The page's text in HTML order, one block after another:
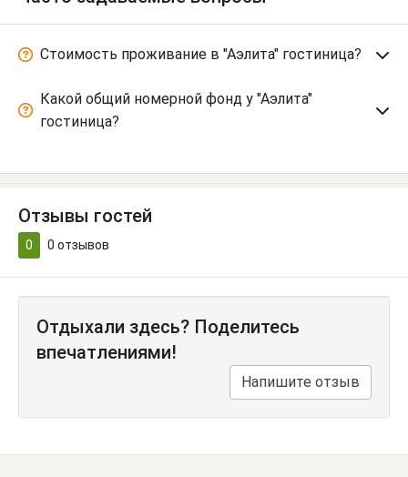
Стоимость проживание в "Аэлита" гостиница?
Какой общий номерной фонд у "Аэлита"
гостиница?
Отзывы гостей
0 0 отзывов
Отдыхали здесь? Поделитесь
впечатлениями!
Напишите отзыв